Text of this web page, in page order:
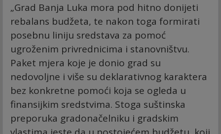
„Grad Banja Luka mora pod hitno donijeti
rebalans budžeta, te nakon toga formirati
posebnu liniju sredstava za pomoć
ugroženim privrednicima i stanovništvu.
Paket mjera koje je donio grad su
nedovoljne i više su deklarativnog karaktera
bez konkretne pomoći koja se ogleda u
finansijkim sredstvima. Stoga suštinska
preporuka gradonačelniku i gradskim